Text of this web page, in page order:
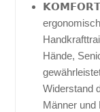
Hände,
Widerstand
Männer und